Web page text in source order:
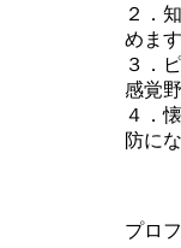
２．
めます
３．
感覚
４．
防に
プロ